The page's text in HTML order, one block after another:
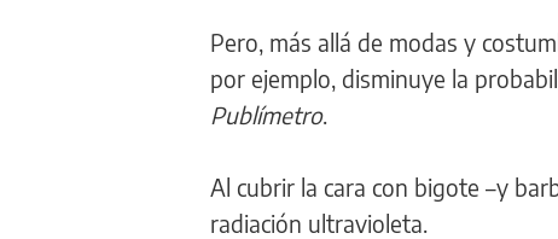
Pero, más allá de modas y
por ejemplo, disminuye la
Publímetro.
Al cubrir la cara con bigote –y
radiación ultravioleta.